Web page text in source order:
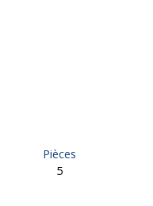
Pièces
5